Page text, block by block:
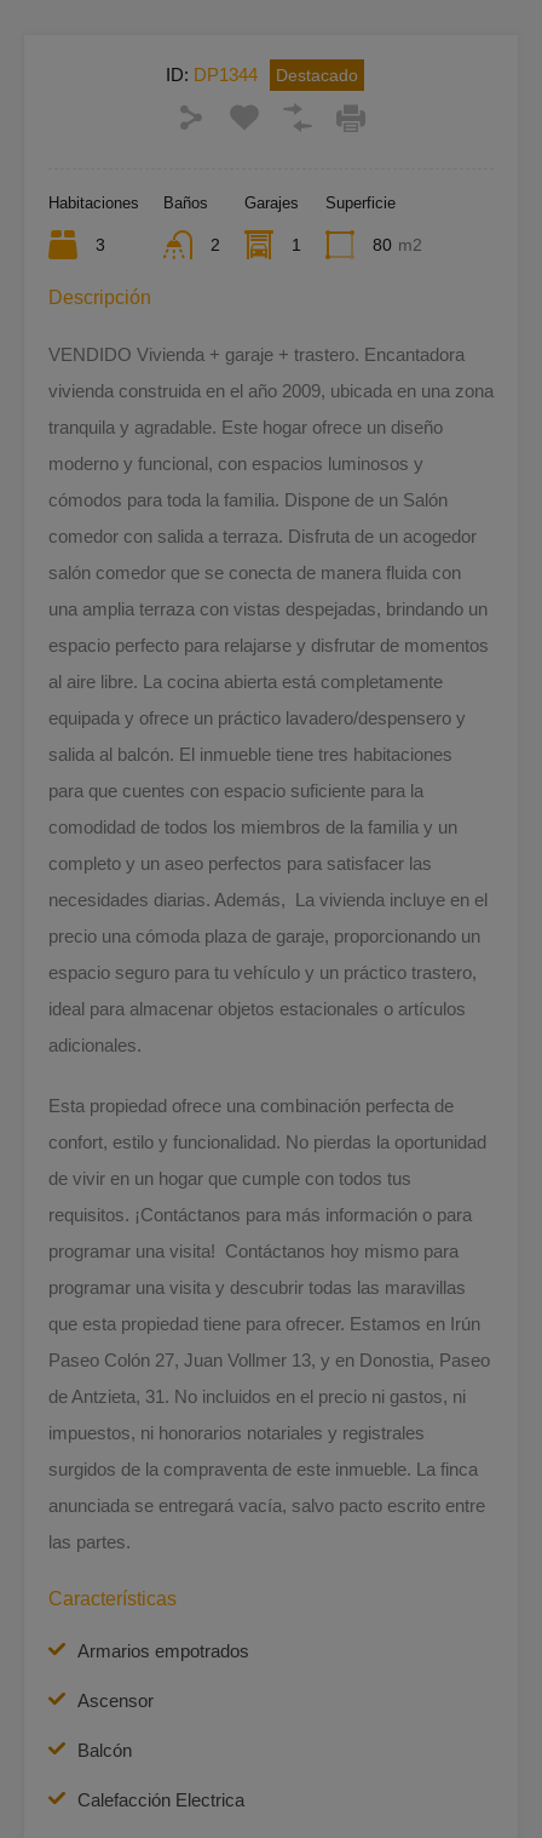
ID: DP1344 Destacado
Habitaciones
3
Baños
2
Garajes
1
Superficie
80 m2
Descripción
VENDIDO Vivienda + garaje + trastero. Encantadora
vivienda construida en el año 2009, ubicada en una zona
tranquila y agradable. Este hogar ofrece un diseño
moderno y funcional, con espacios luminosos y
cómodos para toda la familia. Dispone de un Salón
comedor con salida a terraza. Disfruta de un acogedor
salón comedor que se conecta de manera fluida con
una amplia terraza con vistas despejadas, brindando un
espacio perfecto para relajarse y disfrutar de momentos
al aire libre. La cocina abierta está completamente
equipada y ofrece un práctico lavadero/despensero y
salida al balcón. El inmueble tiene tres habitaciones
para que cuentes con espacio suficiente para la
comodidad de todos los miembros de la familia y un
completo y un aseo perfectos para satisfacer las
necesidades diarias. Además, La vivienda incluye en el
precio una cómoda plaza de garaje, proporcionando un
espacio seguro para tu vehículo y un práctico trastero,
ideal para almacenar objetos estacionales o artículos
adicionales.
Esta propiedad ofrece una combinación perfecta de
confort, estilo y funcionalidad. No pierdas la oportunidad
de vivir en un hogar que cumple con todos tus
requisitos. ¡Contáctanos para más información o para
programar una visita! Contáctanos hoy mismo para
programar una visita y descubrir todas las maravillas
que esta propiedad tiene para ofrecer. Estamos en Irún
Paseo Colón 27, Juan Vollmer 13, y en Donostia, Paseo
de Antzieta, 31. No incluidos en el precio ni gastos, ni
impuestos, ni honorarios notariales y registrales
surgidos de la compraventa de este inmueble. La finca
anunciada se entregará vacía, salvo pacto escrito entre
las partes.
Características
Armarios empotrados
Ascensor
Balcón
Calefacción Electrica